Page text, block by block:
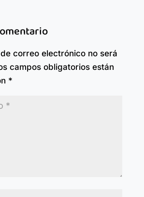
correo electrónico no será
campos obligatorios están
*